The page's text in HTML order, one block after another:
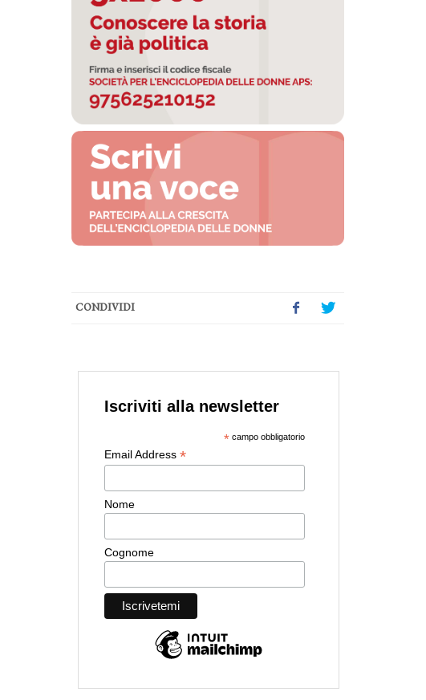
CONDIVIDI